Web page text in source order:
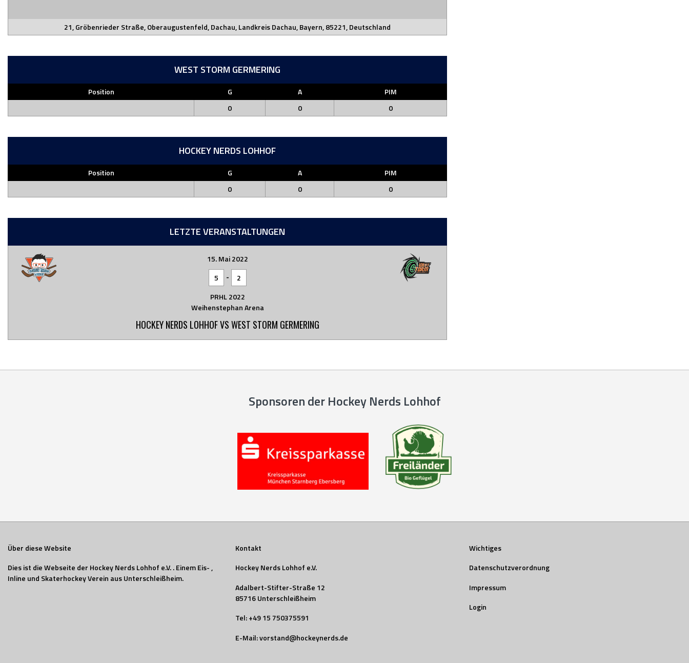
21, Gröbenrieder Straße, Oberaugustenfeld, Dachau, Landkreis Dachau, Bayern, 85221, Deutschland
WEST STORM GERMERING
Position G A
PIM
0
0 0
HOCKEY NERDS LOHHOF
Position G A
PIM
0
0 0
LETZTE VERANSTALTUNGEN
15. Mai 2022
5
-
2
PRHL 2022
Weihenstephan Arena
HOCKEY NERDS LOHHOF VS WEST STORM GERMERING
Sponsoren der Hockey Nerds Lohhof
Über diese Website
Dies ist die Webseite der Hockey Nerds Lohhof e.V. . Einem Eis- ,
Inline und Skaterhockey Verein aus Unterschleißheim.
Kontakt
Hockey Nerds Lohhof e.V.
Adalbert-Stifter-Straße 12
85716 Unterschleißheim
Tel:+49 15 750375591
E-Mail:vorstand@hockeynerds.de
Wichtiges
Datenschutzverordnung
Impressum
Login